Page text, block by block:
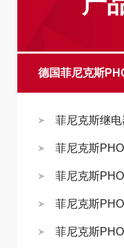
德国菲尼克斯
菲尼克斯继电
菲尼克斯
菲尼克斯
菲尼克斯
菲尼克斯